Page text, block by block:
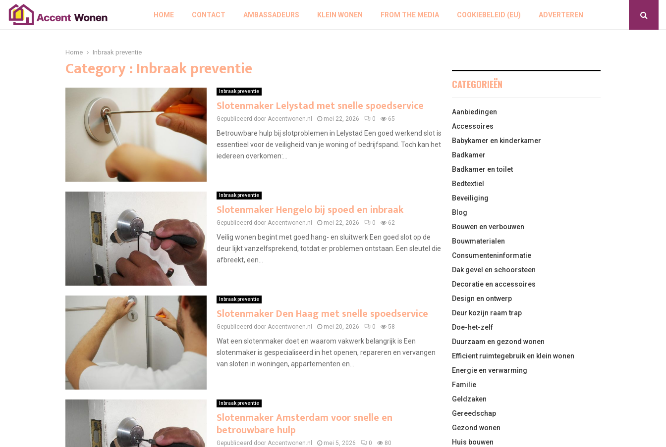
HOME CONTACT AMBASSADEURS KLEIN WONEN FROM THE MEDIA COOKIEBELEID (EU) ADVERTEREN
Home Inbraak preventie
Category : Inbraak preventie
Inbraak preventie
Slotenmaker Lelystad met snelle spoedservice
Gepubliceerd door Accentwonen.nl mei 22, 2026 0 65
Betrouwbare hulp bij slotproblemen in Lelystad Een goed werkend slot is
essentieel voor de veiligheid van je woning of bedrijfspand. Toch kan het
iedereen overkomen:...
Inbraak preventie
Slotenmaker Hengelo bij spoed en inbraak
Gepubliceerd door Accentwonen.nl mei 22, 2026 0 62
Veilig wonen begint met goed hang- en sluitwerk Een goed slot op de
deur lijkt vanzelfsprekend, totdat er problemen ontstaan. Een sleutel die
afbreekt, een...
Inbraak preventie
Slotenmaker Den Haag met snelle spoedservice
Gepubliceerd door Accentwonen.nl mei 20, 2026 0 58
Wat een slotenmaker doet en waarom vakwerk belangrijk is Een
slotenmaker is gespecialiseerd in het openen, repareren en vervangen
van sloten in woningen, appartementen en...
Inbraak preventie
Slotenmaker Amsterdam voor snelle en
betrouwbare hulp
Gepubliceerd door Accentwonen.nl mei 5, 2026 0 80
CATEGORIEËN
Aanbiedingen
Accessoires
Babykamer en kinderkamer
Badkamer
Badkamer en toilet
Bedtextiel
Beveiliging
Blog
Bouwen en verbouwen
Bouwmaterialen
Consumenteninformatie
Dak gevel en schoorsteen
Decoratie en accessoires
Design en ontwerp
Deur kozijn raam trap
Doe-het-zelf
Duurzaam en gezond wonen
Efficient ruimtegebruik en klein wonen
Energie en verwarming
Familie
Geldzaken
Gereedschap
Gezond wonen
Huis bouwen